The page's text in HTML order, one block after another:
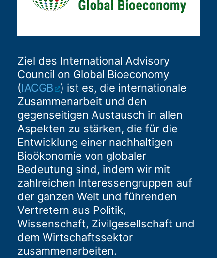
Ziel des International Advisory
Council on Global Bioeconomy
(IACGB
) ist es, die internationale
Zusammenarbeit und den
gegenseitigen Austausch in allen
Aspekten zu stärken, die für die
Entwicklung einer nachhaltigen
Bioökonomie von globaler
Bedeutung sind, indem wir mit
zahlreichen Interessengruppen auf
der ganzen Welt und führenden
Vertretern aus Politik,
Wissenschaft, Zivilgesellschaft und
dem Wirtschaftssektor
zusammenarbeiten.